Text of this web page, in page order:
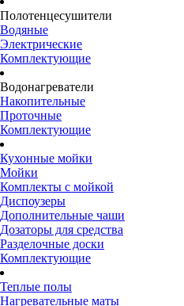
Полотенцесушители
Водяные
Электрические
Комплектующие
Водонагреватели
Накопительные
Проточные
Комплектующие
Кухонные мойки
Мойки
Комплекты с мойкой
Диспоузеры
Дополнительные чаши
Дозаторы для средства
Разделочные доски
Комплектующие
Теплые полы
Нагревательные маты